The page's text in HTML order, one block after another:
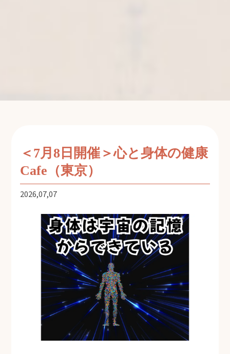
＜7月8日開催＞心と身体の健康
Cafe（東京）
2026,07,07